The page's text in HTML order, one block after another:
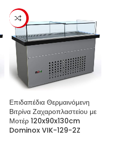
-23%
Επιδαπέδια Θερμαινόμενη
Βιτρίνα Ζαχαροπλαστείου με
Μοτέρ 120x90x130cm
Dominox VIK-129-2Z